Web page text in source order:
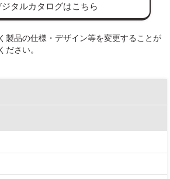
ジタルカタログはこちら
製品の仕様・デザイン等を変更することが
ださい。